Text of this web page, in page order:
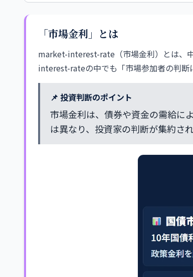
「市場金利」とは
market-interest-rate（市場金利）とは、
interest-rateの中でも「市場参加者の判断
📌 投資判断のポイント
市場金利は、債券や資金の需給に
は異なり、投資家の判断が集約さ